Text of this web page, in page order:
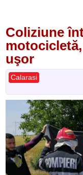
Coliziune
uşor
Calarasi